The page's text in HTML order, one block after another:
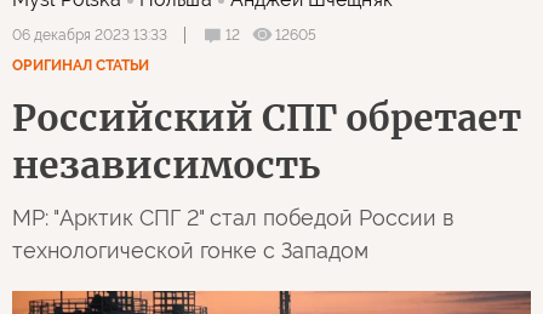
06 декабря 2023 13:33 12
12605
ОРИГИНАЛ СТАТЬИ
Российский СПГ обретает
независимость
MP: "Арктик СПГ 2" стал победой России в
технологической гонке с Западом